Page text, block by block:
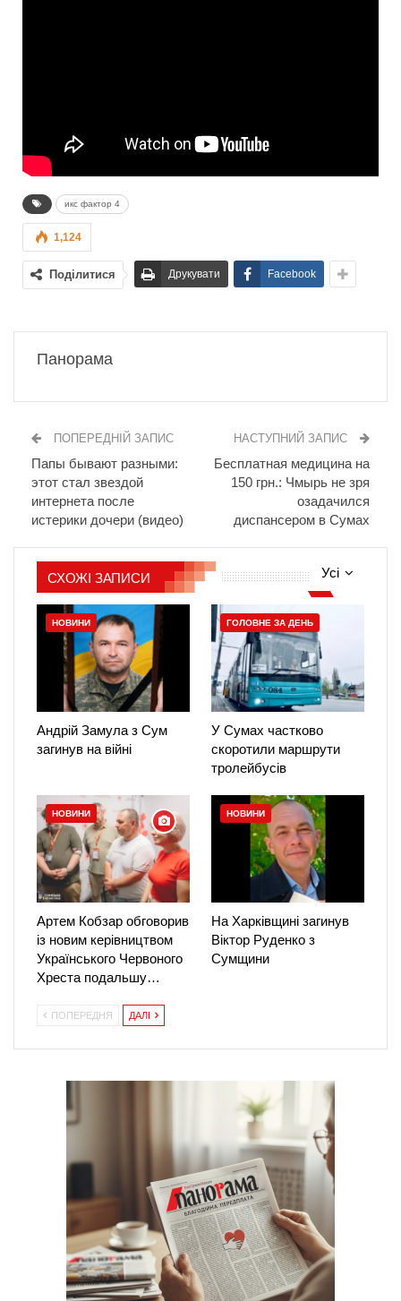
икс фактор 4
1,124
Поділитися Друкувати Facebook
Панорама
ПОПЕРЕДНІЙ ЗАПИС
Папы бывают разными:
этот стал звездой
интернета после
истерики дочери (видео)
НАСТУПНИЙ ЗАПИС
Бесплатная медицина на
150 грн.: Чмырь не зря
озадачился
диспансером в Сумах
Усі
СХОЖІ ЗАПИСИ
НОВИНИ
Андрій Замула з Сум
загинув на війні
ГОЛОВНЕ ЗА ДЕНЬ
У Сумах частково
скоротили маршрути
тролейбусів
НОВИНИ
Артем Кобзар обговорив
із новим керівництвом
Українського Червоного
Хреста подальшу…
НОВИНИ
На Харківщині загинув
Віктор Руденко з
Сумщини
ПОПЕРЕДНЯ ДАЛІ